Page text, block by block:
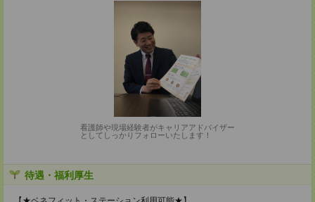
看護師や現場経験者がキャリアアドバイザー
としてしっかりフォローいたします！
待遇・福利厚生